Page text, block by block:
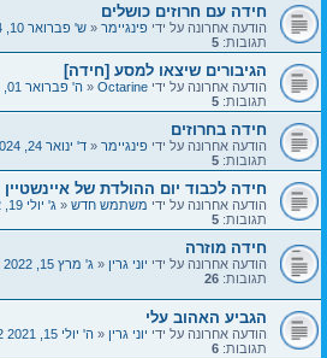
חידה עם חרוזים כושלים
הודעה אחרונה על ידי פינגיימר«ש' פברואר 10, 2024 12:55 pm
תגובות: 5
הגיבורים שיצאו למסע [חידה]
הודעה אחרונה על ידי Octarine
«ה' פברואר 01, 2024 7:26 pm
תגובות: 5
חידה בחרוזים
הודעה אחרונה על ידי פינגיימר«ד' ינואר 24, 2024 9:19 pm
תגובות: 5
חידה לכבוד יום ההולדת של איינשטיין
הודעה אחרונה על ידי משתמש חדש«ג' יולי 19, 2022 4:43 am
תגובות: 5
חידה מוזרה
הודעה אחרונה על ידי יוני גרין«ג' מרץ 15, 2022 9:32 am
תגובות: 26
הגביע האהוב עלי
הודעה אחרונה על ידי יוני גרין«ה' יולי 15, 2021 11:22 pm
תגובות: 6